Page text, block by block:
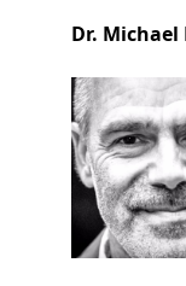
Dr.